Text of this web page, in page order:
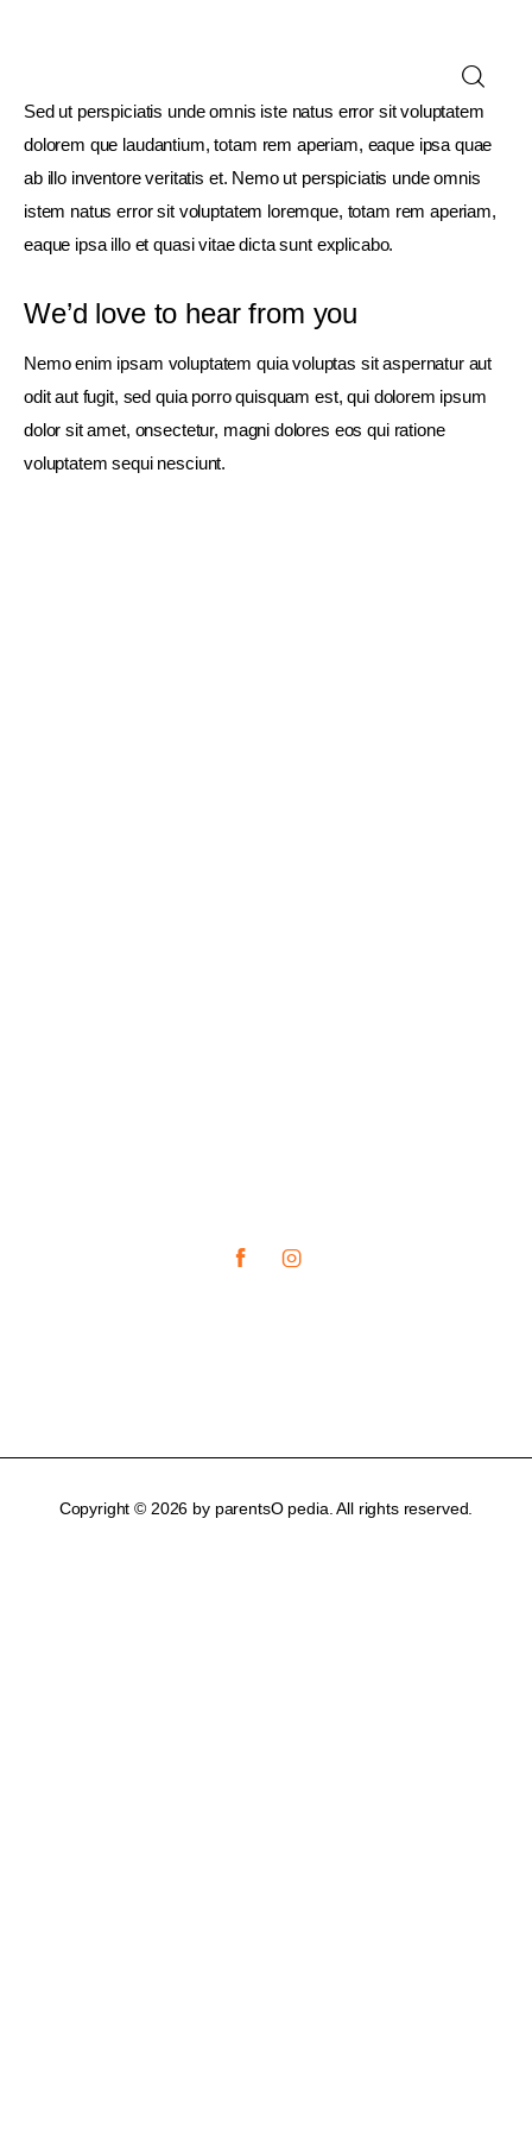
Pregnancy
Sed ut perspiciatis unde omnis iste natus error sit voluptatem
dolorem que laudantium, totam rem aperiam, eaque ipsa quae
ab illo inventore veritatis et. Nemo ut perspiciatis unde omnis
istem natus error sit voluptatem loremque, totam rem aperiam,
eaque ipsa illo et quasi vitae dicta sunt explicabo.
We’d love to hear from you
Nemo enim ipsam voluptatem quia voluptas sit aspernatur aut
odit aut fugit, sed quia porro quisquam est, qui dolorem ipsum
dolor sit amet, onsectetur, magni dolores eos qui ratione
voluptatem sequi nesciunt.
Copyright © 2026 by parentsO pedia. All rights reserved.